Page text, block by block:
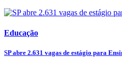
Educação
SP abre 2.631 vagas de estágio para